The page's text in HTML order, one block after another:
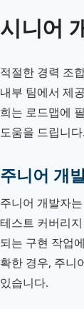
시니어
적절한 경력 조
내부 팀에서 제
희는 로드맵에
도움을 드립니다.
주니어 개
주니어 개발자
테스트 커버리
되는 구현 작업
확한 경우, 주니
있습니다.